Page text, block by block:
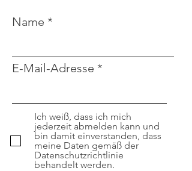
Name
E-Mail-Adresse
Ich weiß, dass ich mich
jederzeit abmelden kann und
bin damit einverstanden, dass
meine Daten gemäß der
Datenschutzrichtlinie
behandelt werden.